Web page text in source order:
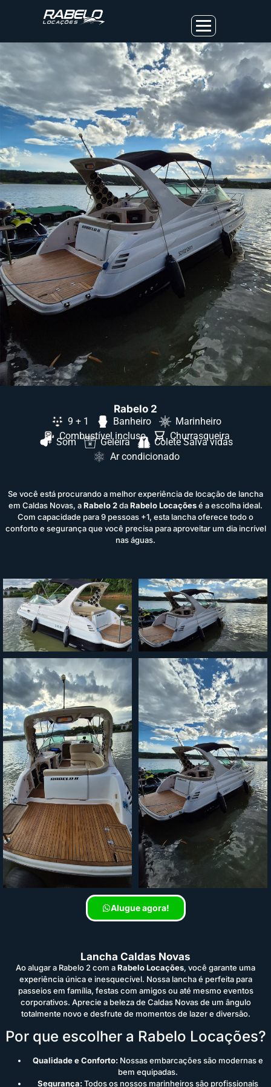
Rabelo 2
9 + 1 Banheiro
Marinheiro
Combustível incluso
Churrasqueira
Som Geleira
Colete Salva vidas
Ar condicionado
Se você está procurando a melhor experiência de locação de lancha
em Caldas Novas, aRabelo 2daRabelo Locaçõesé a escolha ideal.
Com capacidade para 9 pessoas +1, esta lancha oferece todo o
conforto e segurança que você precisa para aproveitar um dia incrível
nas águas.
Alugue agora!
Lancha Caldas Novas
Ao alugar a Rabelo 2 com aRabelo Locações, você garante uma
experiência única e inesquecível. Nossa lancha é perfeita para
passeios em família, festas com amigos ou até mesmo eventos
corporativos. Aprecie a beleza de Caldas Novas de um ângulo
totalmente novo e desfrute de momentos de lazer e diversão.
Por que escolher a Rabelo Locações?
Qualidade e Conforto:Nossas embarcações são modernas e
bem equipadas.
Segurança:Todos os nossos marinheiros são profissionais